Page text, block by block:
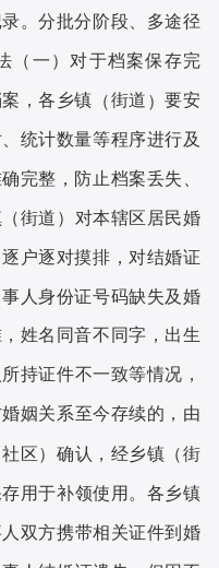
。分批分阶段、多途径
（ 一 ）对于档案保存完
，各乡镇 （街道 ）要安
统计数量等程序进行及
完整，防止档案丢失、
（街道 ） 对本辖区居民婚
户逐对摸排，对结婚证
人身份证号码缺失及婚
姓名同音不同字，出生
持证件不一致等情况，
姻关系至今存续的，由
社区） 确认，经乡镇 （街
用于补领使用。各乡镇
双方携带相关证件到婚